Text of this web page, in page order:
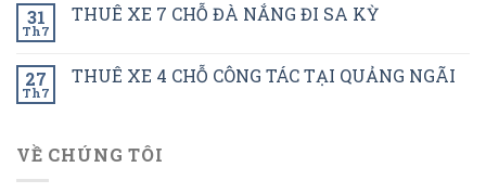
31
Th7
THUÊ XE 7 CHỖ ĐÀ NẮNG ĐI SA KỲ
27
Th7
THUÊ XE 4 CHỖ CÔNG TÁC TẠI QUẢNG NGÃI
VỀ CHÚNG TÔI